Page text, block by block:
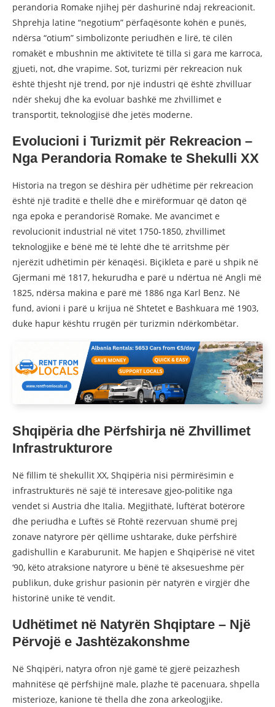
perandoria Romake njihej për dashurinë ndaj rekreacionit.
Shprehja latine “negotium” përfaqësonte kohën e punës,
ndërsa “otium” simbolizonte periudhën e lirë, të cilën
romakët e mbushnin me aktivitete të tilla si gara me karroca,
gjueti, not, dhe vrapime. Sot, turizmi për rekreacion nuk
është thjesht një trend, por një industri që është zhvilluar
ndër shekuj dhe ka evoluar bashkë me zhvillimet e
transportit, teknologjisë dhe jetës moderne.
Evolucioni i Turizmit për Rekreacion –
Nga Perandoria Romake te Shekulli XX
Historia na tregon se dëshira për udhëtime për rekreacion
është një traditë e thellë dhe e mirëformuar që daton që
nga epoka e perandorisë Romake. Me avancimet e
revolucionit industrial në vitet 1750-1850, zhvillimet
teknologjike e bënë më të lehtë dhe të arritshme për
njerëzit udhëtimin për kënaqësi. Biçikleta e parë u shpik në
Gjermani më 1817, hekurudha e parë u ndërtua në Angli më
1825, ndërsa makina e parë më 1886 nga Karl Benz. Në
fund, avioni i parë u krijua në Shtetet e Bashkuara më 1903,
duke hapur kështu rrugën për turizmin ndërkombëtar.
Shqipëria dhe Përfshirja në Zhvillimet
Infrastrukturore
Në fillim të shekullit XX, Shqipëria nisi përmirësimin e
infrastrukturës në sajë të interesave gjeo-politike nga
vendet si Austria dhe Italia. Megjithatë, luftërat botërore
dhe periudha e Luftës së Ftohtë rezervuan shumë prej
zonave natyrore për qëllime ushtarake, duke përfshirë
gadishullin e Karaburunit. Me hapjen e Shqipërisë në vitet
‘90, këto atraksione natyrore u bënë të aksesueshme për
publikun, duke grishur pasionin për natyrën e virgjër dhe
historinë unike të vendit.
Udhëtimet në Natyrën Shqiptare – Një
Përvojë e Jashtëzakonshme
Në Shqipëri, natyra ofron një gamë të gjerë peizazhesh
mahnitëse që përfshijnë male, plazhe të pacenuara, shpella
misterioze, kanione të thella dhe zona arkeologjike.